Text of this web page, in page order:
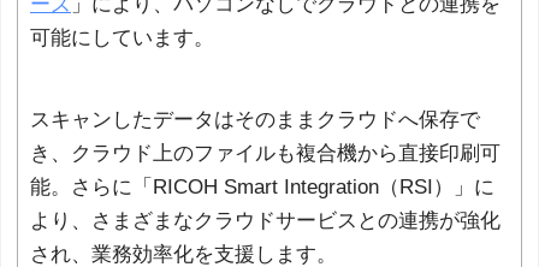
可能にしています。
スキャンしたデータはそのままクラウドへ保存で
き、クラウド上のファイルも複合機から直接印刷可
能。さらに「RICOH Smart Integration（RSI）」に
より、さまざまなクラウドサービスとの連携が強化
され、業務効率化を支援します。